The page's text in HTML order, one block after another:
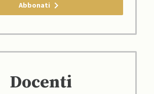
Abbonati
Docenti